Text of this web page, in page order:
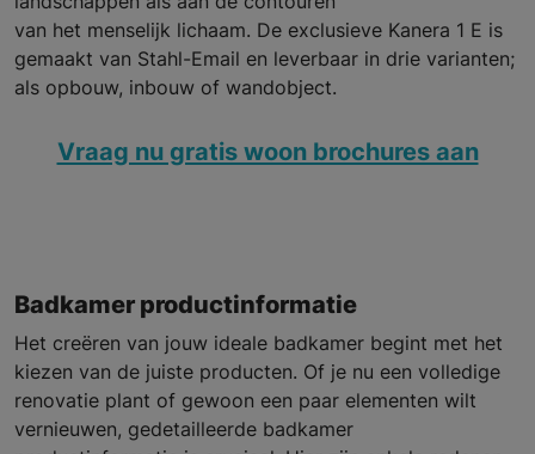
van het menselijk lichaam. De exclusieve Kanera 1 E is
gemaakt van Stahl-Email en leverbaar in drie varianten;
als opbouw, inbouw of wandobject.
Vraag nu gratis woon brochures aan
Badkamer productinformatie
Het creëren van jouw ideale badkamer begint met het
kiezen van de juiste producten. Of je nu een volledige
renovatie plant of gewoon een paar elementen wilt
vernieuwen, gedetailleerde badkamer